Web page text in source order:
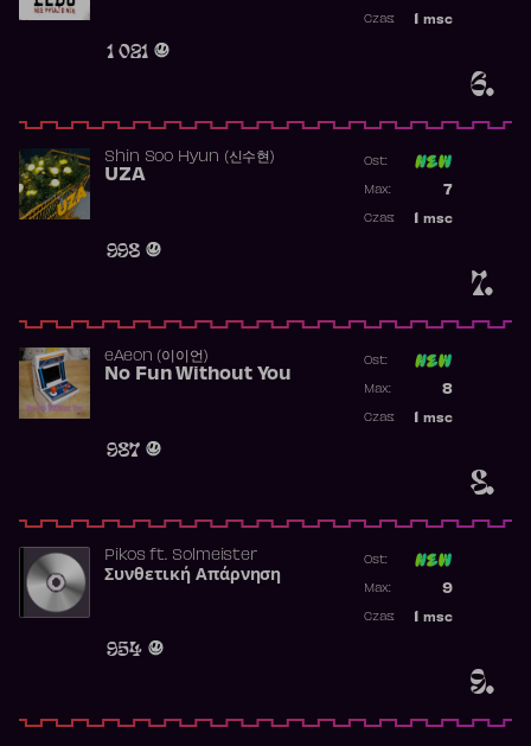
6.
1 021
msc
Czas:
7.
Shin Soo Hyun (신수현)
UZA
998
Ost:
7
Max:
msc
Czas:
8.
​eAeon (이이언)
No Fun Without You
987
Ost:
8
Max:
msc
Czas:
9.
Pikosft. Solmeister
Συνθετική Απάρνηση
954
Ost:
9
Max:
msc
Czas: